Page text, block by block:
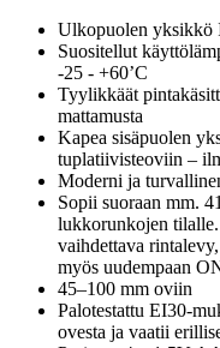
Ulkopuolen yksikkö
Suositellut
-25 - +60’C
Tyylikkäät
mattamusta
Kapea sisäpuolen
tuplatiivisteoviin –
Moderni ja
Sopii suoraan mm.
lukkorunkojen
vaihdettava
myös uudempaan
45–100 mm oviin
Palotestattu EI30-
ovesta ja vaatii